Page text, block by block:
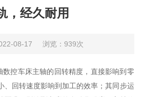
，经久耐用
08-17 浏览：939次
数控车床主轴的回转精度，直接影响到零
、回转速度影响到加工的效率；其同步运